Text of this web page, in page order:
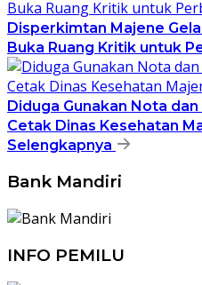
Disperkimtan Majene
Buka Ruang Kritik untuk
Diduga Gunakan Nota
Cetak Dinas Kesehatan
Selengkapnya
Bank Mandiri
INFO PEMILU